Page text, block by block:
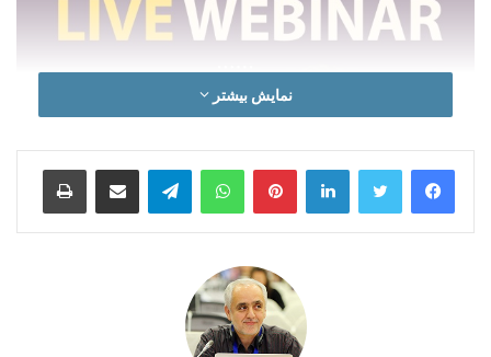
نمایش بیشتر
لینکدین ‫پین‌ترستواتس آپ تلگرام اشتراک گذاری از طریق ایمیل چاپ